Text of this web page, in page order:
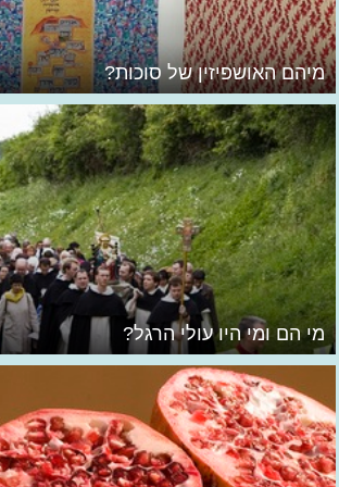
מיהם האושפיזין של סוכות?
מי הם ומי היו עולי הרגל?